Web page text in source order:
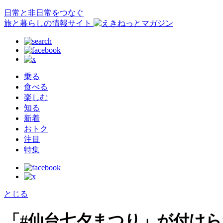
日常と非日常をつなぐ
旅と暮らしの情報サイト
乗る
食べる
楽しむ
知る
新着
おトク
注目
特集
とじる